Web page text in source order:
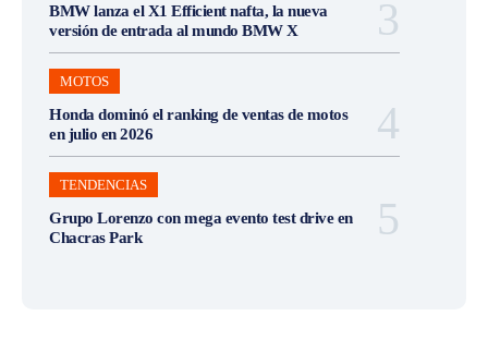
BMW lanza el X1 Efficient nafta, la nueva
versión de entrada al mundo BMW X
MOTOS
Honda dominó el ranking de ventas de motos
en julio en 2026
TENDENCIAS
Grupo Lorenzo con mega evento test drive en
Chacras Park